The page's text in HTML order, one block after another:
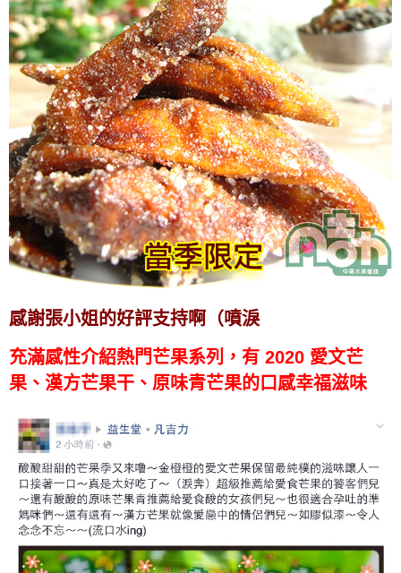
感謝張小姐的好評支持啊（噴淚
充滿感性介紹熱門芒果系列， 有 2020 愛文芒
果、漢方芒果干、原味青芒果的口感幸福滋味